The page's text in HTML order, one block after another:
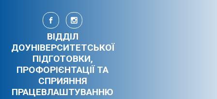
Skip to main content
ВІДДІЛ
ДОУНІВЕРСИТЕТСЬКОЇ
ПІДГОТОВКИ,
ПРОФОРІЄНТАЦІЇ ТА
СПРИЯННЯ
ПРАЦЕВЛАШТУВАННЮ